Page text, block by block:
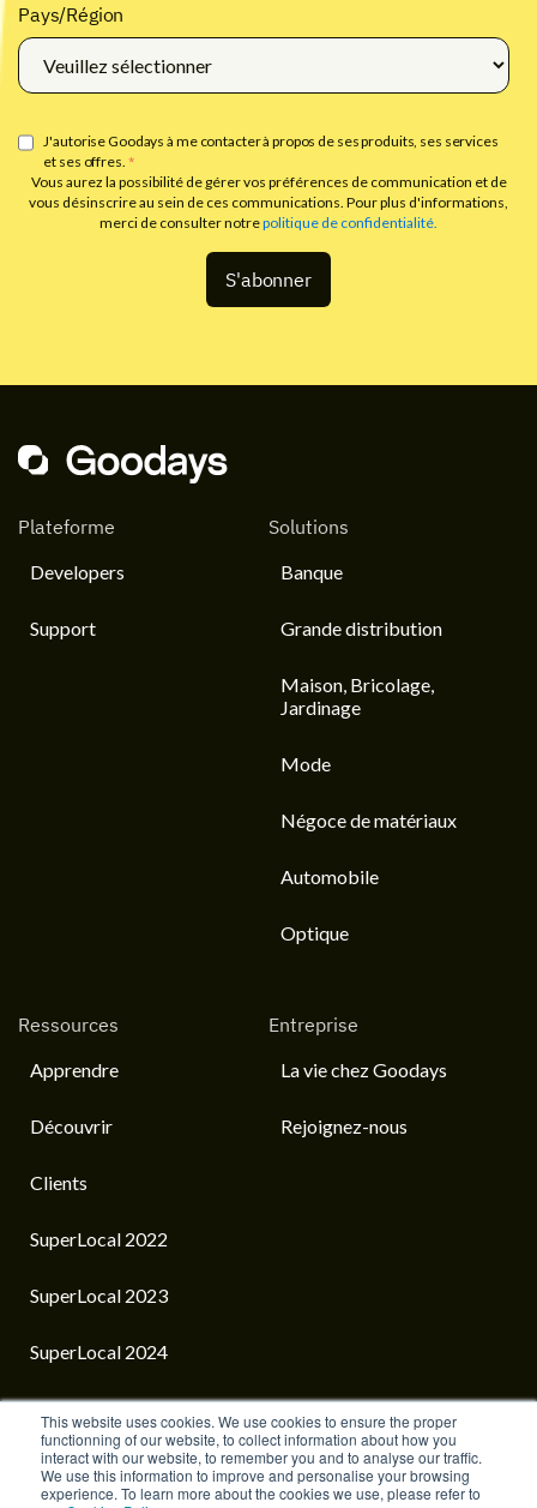
This website uses cookies. We use cookies to ensure the proper
functionning of our website, to collect information about how you
interact with our website, to remember you and to analyse our traffic.
We use this information to improve and personalise your browsing
experience. To learn more about the cookies we use, please refer to
Pays/Région
J'autorise Goodays à me contacter à propos de ses produits, ses services
et ses offres. *
Vous aurez la possibilité de gérer vos préférences de communication et de
vous désinscrire au sein de ces communications. Pour plus d'informations,
merci de consulter notrepolitique de confidentialité.
Plateforme
Developers
Support
Solutions
Banque
Grande distribution
Maison, Bricolage,
Jardinage
Mode
Négoce de matériaux
Automobile
Optique
Ressources
Apprendre
Découvrir
Clients
SuperLocal 2022
SuperLocal 2023
SuperLocal 2024
Entreprise
La vie chez Goodays
Rejoignez-nous
French